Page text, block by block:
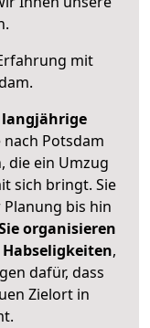
mit
.
langjährige
Potsdam
die ein Umzug
sich bringt. Sie
bis hin
organisieren
,
dafür, dass
Zielort in